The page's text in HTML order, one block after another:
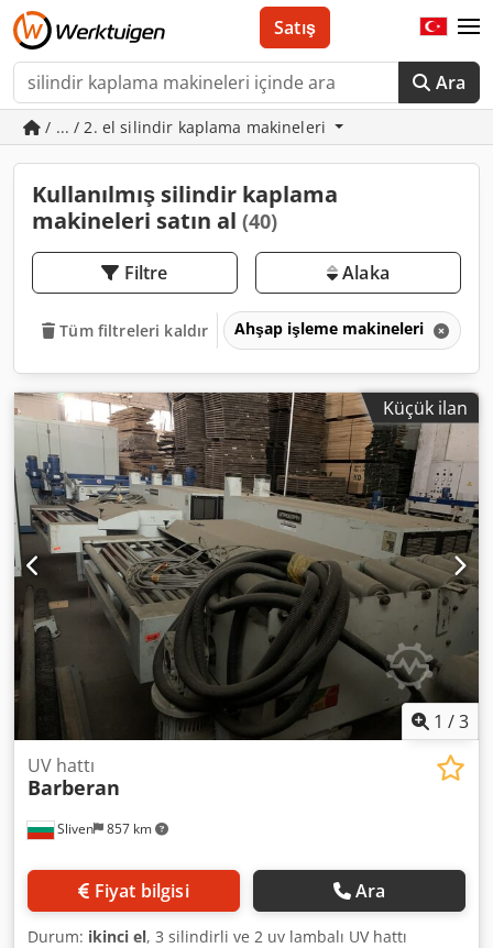
Ara
Satış
/ ... / 2. el silindir kaplama makineleri
Kullanılmış silindir kaplama
makineleri satın al (40)
Filtre Alaka
Tüm filtreleri kaldır Ahşap işleme makineleri
Küçük ilan
1 /3
Sliven 857 km
UV hattı
Barberan
Fiyat bilgisi Ara
Durum: ikinci el, 3 silindirli ve 2 uv lambalı UV hattı